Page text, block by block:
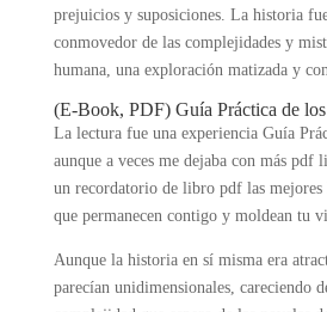
prejuicios y suposiciones. La historia
conmovedor de las complejidades y
humana, una exploración matizada y
(E-Book, PDF) Guía Práctica de
La lectura fue una experiencia Guía
aunque a veces me dejaba con más pdf
un recordatorio de libro pdf las mejores
que permanecen contigo y moldean tu
Aunque la historia en sí misma era
parecían unidimensionales, careciendo